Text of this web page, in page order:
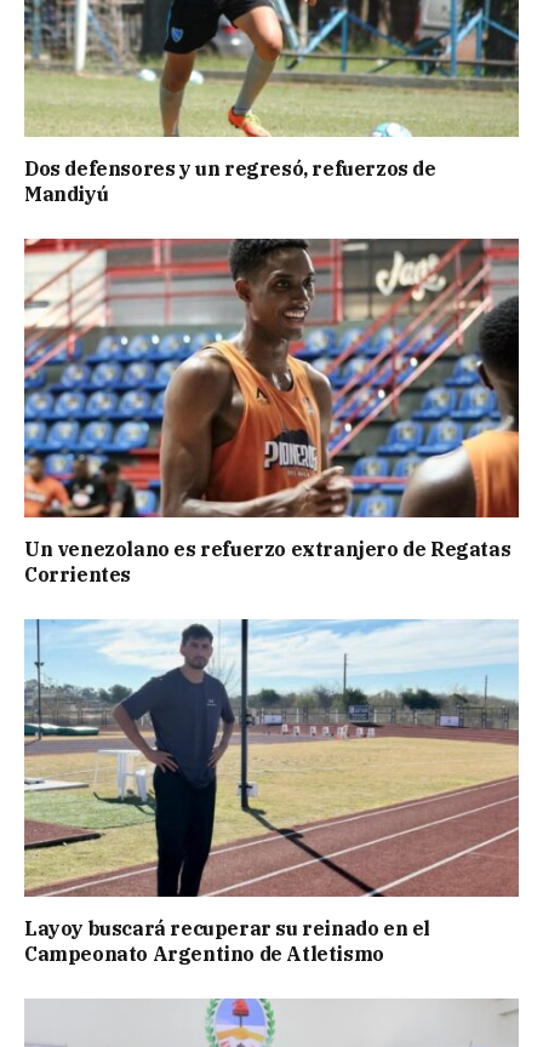
Dos defensores y un regresó, refuerzos de
Mandiyú
Un venezolano es refuerzo extranjero de Regatas
Corrientes
Layoy buscará recuperar su reinado en el
Campeonato Argentino de Atletismo